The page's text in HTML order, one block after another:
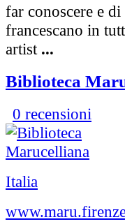
far conoscere e
francescano in
artist ...
Biblioteca
0 recensioni
Italia